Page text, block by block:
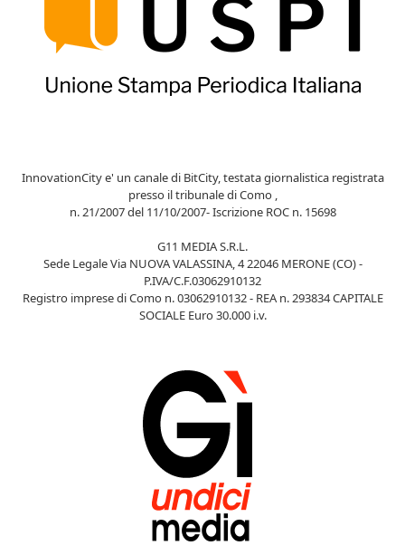
InnovationCity e' un canale di BitCity, testata giornalistica registrata
presso il tribunale di Como ,
n. 21/2007 del 11/10/2007- Iscrizione ROC n. 15698
G11 MEDIA S.R.L.
Sede Legale Via NUOVA VALASSINA, 4 22046 MERONE (CO) -
P.IVA/C.F.03062910132
Registro imprese di Como n. 03062910132 - REA n. 293834 CAPITALE
SOCIALE Euro 30.000 i.v.